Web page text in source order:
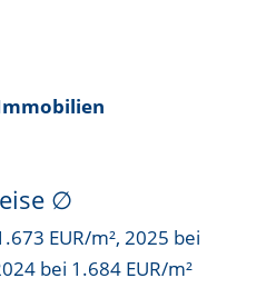
∅
EUR/m², 2025 bei
bei 1.684 EUR/m²